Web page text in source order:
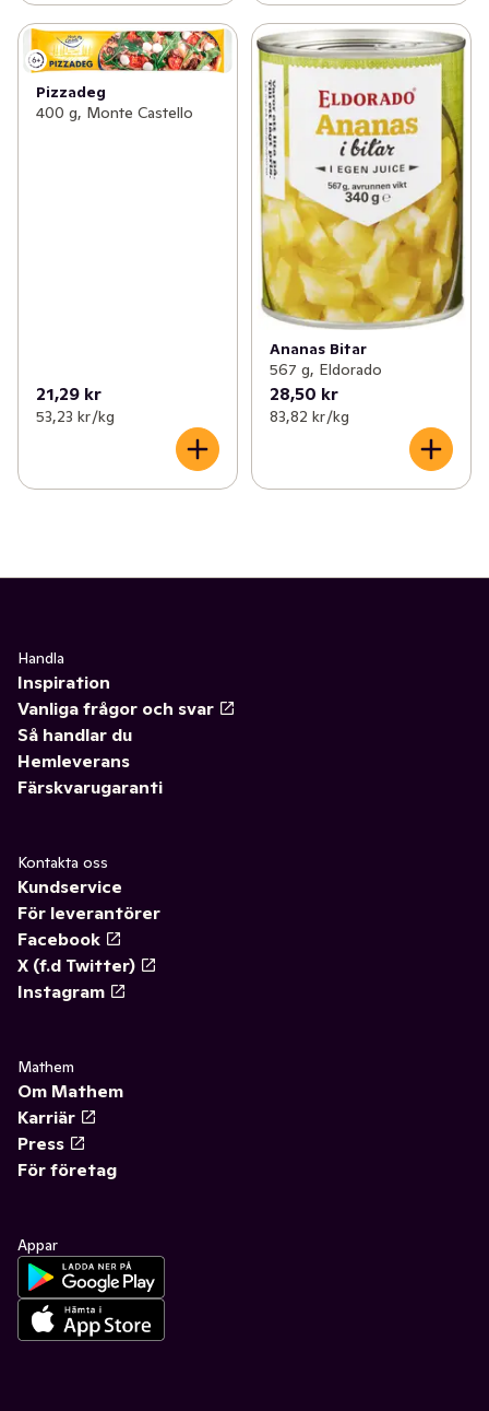
Pizzadeg
400 g, Monte Castello
21,29 kr
53,23 kr /kg
Ananas Bitar
567 g, Eldorado
28,50 kr
83,82 kr /kg
Handla
Inspiration
Vanliga frågor och svar
Så handlar du
Hemleverans
Färskvarugaranti
Kontakta oss
Kundservice
För leverantörer
Facebook
X (f.d Twitter)
Instagram
Mathem
Om Mathem
Karriär
Press
För företag
Appar